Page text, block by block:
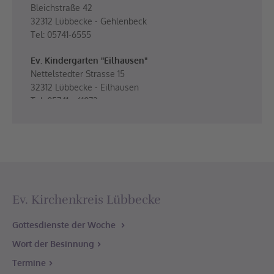
Bleichstraße 42
32312 Lübbecke - Gehlenbeck
Tel: 05741-6555
Ev. Kindergarten "Eilhausen"
Nettelstedter Strasse 15
32312 Lübbecke - Eilhausen
Tel: 05741 - 61072
Mühlenstraße
32312 Lübbecke-Gehlenbeck
Gemeindehaus
Mühlenstraße 5
32312 Lübbecke-Gehlenbeck
Ev. Kirchenkreis Lübbecke
Gottesdienste der Woche
Wort der Besinnung
Termine